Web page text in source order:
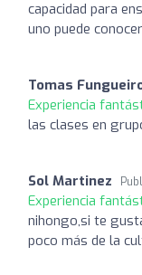
capacidad para
uno puede
Tomas
Experiencia
las clases en
Sol Martinez
Experiencia
nihongo,si te
poco más de la